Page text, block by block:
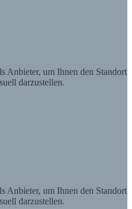
Anbieter, um Ihnen den Standort
darzustellen.
Anbieter, um Ihnen den Standort
darzustellen.